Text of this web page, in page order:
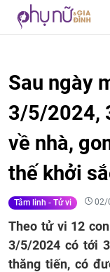
Sau ngày
3/5/2024,
về nhà,
thế khởi
Tâm linh - Tử vi 02/
Theo tử vi 12
3/5/2024 có tới
thăng tiến, có